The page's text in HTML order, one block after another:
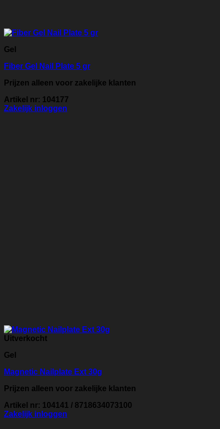
Gel
Fiber Gel Nail Plate 5 gr
Prijzen alleen voor zakelijke klanten
Artikel nr: 104177
Zakelijk inloggen
Uitverkocht
Gel
Magnetic Nailplate Ext 30g
Prijzen alleen voor zakelijke klanten
Artikel nr: 104141 / 8718634073100
Zakelijk inloggen